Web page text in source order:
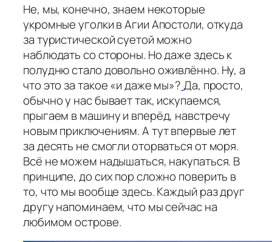
Не, мы, конечно, знаем некоторые
укромные уголки в Агии Апостоли, откуда
за туристической суетой можно
наблюдать со стороны. Но даже здесь к
полудню стало довольно оживлённо. Ну, а
что это за такое «и даже мы»?Да, просто,
обычно у нас бывает так, искупаемся,
прыгаем в машину и вперёд, навстречу
новым приключениям. А тут впервые лет
за десять не смогли оторваться от моря.
Всё не можем надышаться, накупаться. В
принципе, до сих пор сложно поверить в
то, что мы вообще здесь. Каждый раз друг
другу напоминаем, что мы сейчас на
любимом острове.